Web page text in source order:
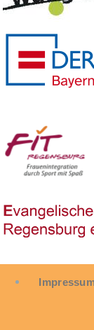
User